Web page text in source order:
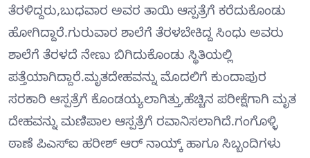
ತೆರಳಿದ್ದರು,ಬುಧವಾರ ಅವರ ತಾಯಿ ಆಸ್ಪತ್ರೆಗೆ ಕರೆದುಕೊಂಡು
ಹೋಗಿದ್ದಾರೆ.ಗುರುವಾರ ಶಾಲೆಗೆ ತೆರಳಬೇಕಿದ್ದ ಸಿಂಧು ಅವರು
ಶಾಲೆಗೆ ತೆರಳದೆ ನೇಣು ಬಿಗಿದುಕೊಂಡು ಸ್ಥಿತಿಯಲ್ಲಿ
ಪತ್ತೆಯಾಗಿದ್ದಾರೆ.ಮೃತದೇಹವನ್ನು ಮೊದಲಿಗೆ ಕುಂದಾಪುರ
ಸರಕಾರಿ ಆಸ್ಪತ್ರೆಗೆ ಕೊಂಡಯ್ಯಲಾಗಿತ್ತು,ಹೆಚ್ಚಿನ ಪರೀಕ್ಷೆಗಾಗಿ ಮೃತ
ದೇಹವನ್ನು ಮಣಿಪಾಲ ಆಸ್ಪತ್ರೆಗೆ ರವಾನಿಸಲಾಗಿದೆ.ಗಂಗೊಳ್ಳಿ
ಠಾಣೆ ಪಿಎಸ್‍ಐ ಹರೀಶ್ ಆರ್ ನಾಯ್ಕ್ ಹಾಗೂ ಸಿಬ್ಬಂದಿಗಳು